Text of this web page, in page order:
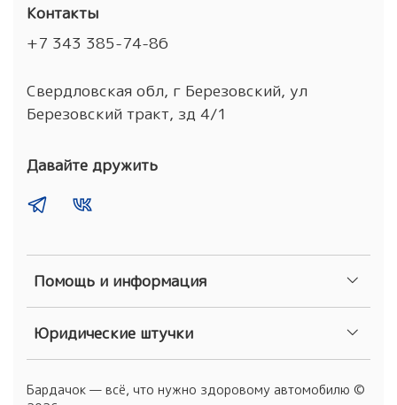
Помощь и информация
Юридические штучки
Контакты
+7 343 385-74-86
Свердловская обл, г Березовский, ул
Березовский тракт, зд 4/1
Давайте дружить
Бардачок — всё, что нужно здоровому автомобилю ©